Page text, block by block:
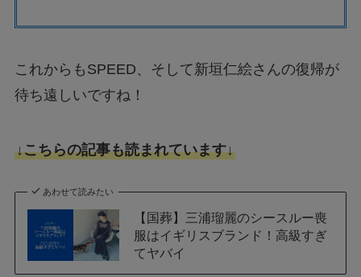
これからもSPEED、そして新垣仁絵さんの復帰が
待ち遠しいですね！
↓こちらの記事も読まれています↓
あわせて読みたい
【国葬】三浦瑠麗のシースルー喪
服はイギリスブランド！高級すぎ
てヤバイ